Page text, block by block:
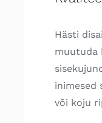
Hästi
muutuda
inimesed
või koju